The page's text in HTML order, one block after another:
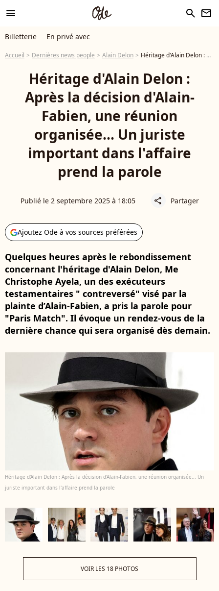
menu search newsletter
Billetterie En privé avec
Accueil Dernières news people Alain Delon Héritage d'Alain Delon : Après la décision d'Alain-Fabien, une réunion organisée... Un juriste important dans l'affaire prend la parole
Héritage d'Alain Delon :
Après la décision d'Alain-
Fabien, une réunion
organisée... Un juriste
important dans l'affaire
prend la parole
Publié le 2 septembre 2025 à 18:05 share Partager
Ajoutez Ode à vos sources préférées
Quelques heures après le rebondissement
concernant l'héritage d'Alain Delon, Me
Christophe Ayela, un des exécuteurs
testamentaires " contreversé" visé par la
plainte d’Alain-Fabien, a pris la parole pour
"Paris Match". Il évoque un rendez-vous de la
dernière chance qui sera organisé dès demain.
Héritage d'Alain Delon : Après la décision d'Alain-Fabien, une réunion organisée... Un
juriste important dans l'affaire prend la parole
VOIR LES 18 PHOTOS